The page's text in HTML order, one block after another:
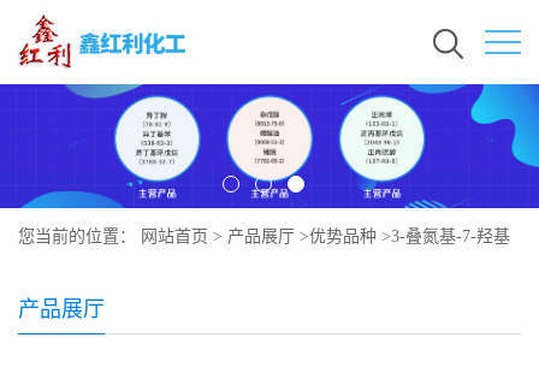
您当前的位置： 网站首页 > 产品展厅 >优势品种 >3-叠氮基-7-羟基
产品展厅